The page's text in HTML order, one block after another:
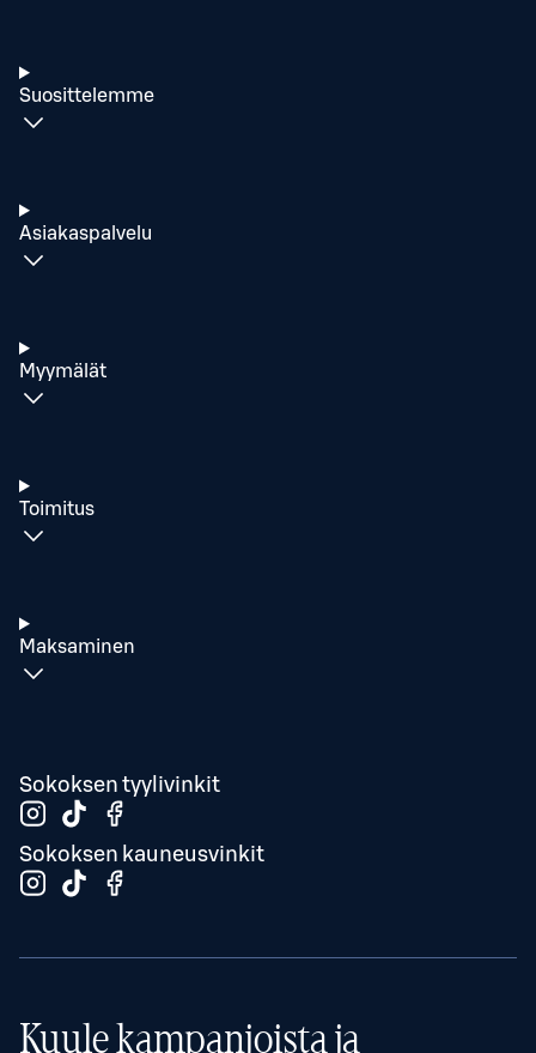
Suosittelemme
Asiakaspalvelu
Myymälät
Toimitus
Maksaminen
Sokoksen tyylivinkit
Sokoksen kauneusvinkit
Kuule kampanjoista ja